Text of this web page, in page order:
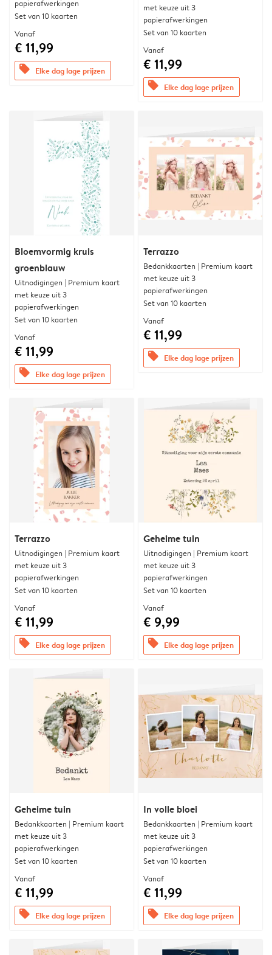
papierafwerkingen
Set van 10 kaarten
Vanaf
€ 11,99
offers Elke dag lage prijzen
met keuze uit 3
papierafwerkingen
Set van 10 kaarten
Vanaf
€ 11,99
offers Elke dag lage prijzen
Bloemvormig kruis
groenblauw
Uitnodigingen | Premium kaart
met keuze uit 3
papierafwerkingen
Set van 10 kaarten
Vanaf
€ 11,99
offers Elke dag lage prijzen
Terrazzo
Bedankkaarten | Premium kaart
met keuze uit 3
papierafwerkingen
Set van 10 kaarten
Vanaf
€ 11,99
offers Elke dag lage prijzen
Terrazzo
Uitnodigingen | Premium kaart
met keuze uit 3
papierafwerkingen
Set van 10 kaarten
Vanaf
€ 11,99
offers Elke dag lage prijzen
Geheime tuin
Uitnodigingen | Premium kaart
met keuze uit 3
papierafwerkingen
Set van 10 kaarten
Vanaf
€ 9,99
offers Elke dag lage prijzen
Geheime tuin
Bedankkaarten | Premium kaart
met keuze uit 3
papierafwerkingen
Set van 10 kaarten
Vanaf
€ 11,99
offers Elke dag lage prijzen
In volle bloei
Bedankkaarten | Premium kaart
met keuze uit 3
papierafwerkingen
Set van 10 kaarten
Vanaf
€ 11,99
offers Elke dag lage prijzen